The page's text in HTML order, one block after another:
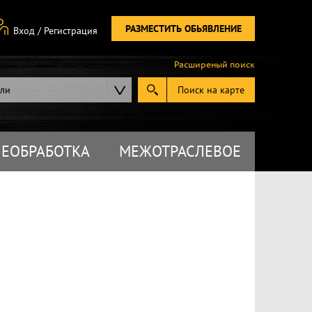
РАЗМЕСТИТЬ ОБЬЯВЛЕНИЕ
Вход / Регистрация
Поиск на карте
Расширеный поиск
МЕЖОТРАСЛЕВОЕ